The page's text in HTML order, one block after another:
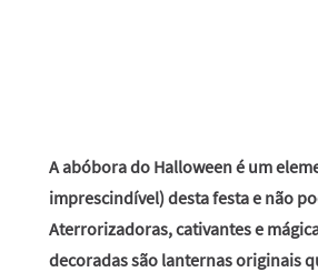
A abóbora do Halloween é um
imprescindível) desta festa e não
Aterrorizadoras, cativantes e
decoradas são lanternas originais